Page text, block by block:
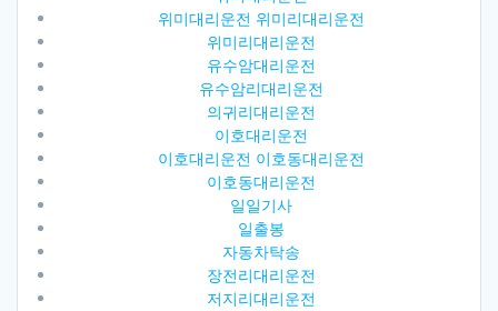
위미대리운전 위미리대리운전
위미리대리운전
유수암대리운전
유수암리대리운전
의귀리대리운전
이호대리운전
이호대리운전 이호동대리운전
이호동대리운전
일일기사
일출봉
자동차탁송
장전리대리운전
저지리대리운전